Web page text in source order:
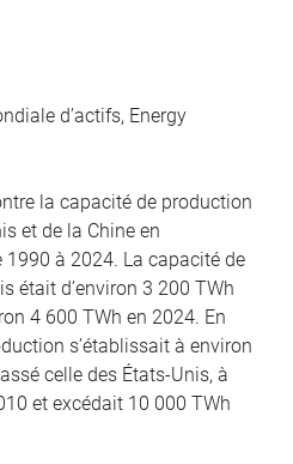
d’actifs, Energy
la capacité de production
et de la Chine en
à 2024. La capacité de
était d’environ 3 200 TWh
4 600 TWh en 2024. En
s’établissait à environ
celle des États-Unis, à
et excédait 10 000 TWh